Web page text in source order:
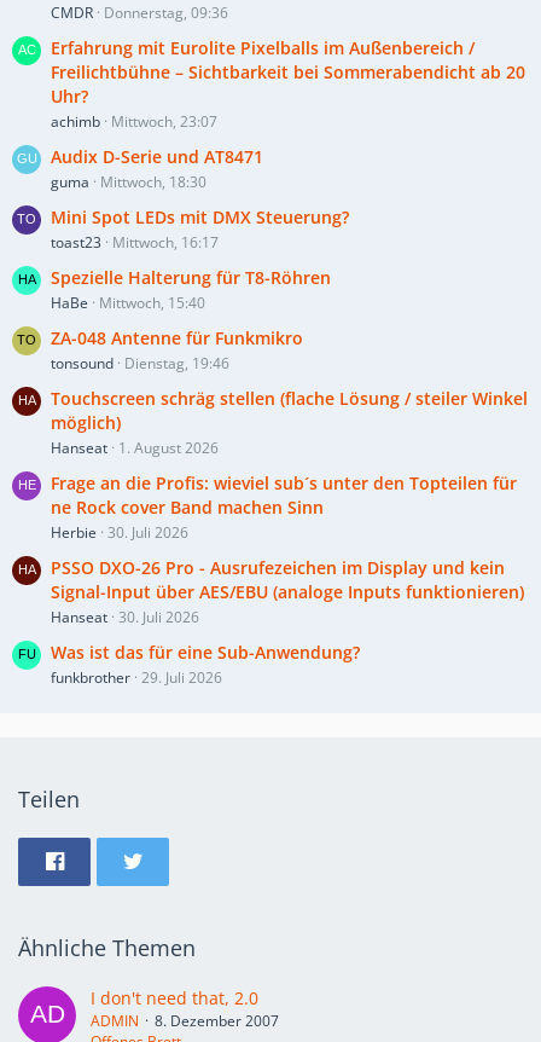
CMDR Donnerstag, 09:36
Erfahrung mit Eurolite Pixelballs im Außenbereich /
Freilichtbühne – Sichtbarkeit bei Sommerabendicht ab 20
Uhr?
achimb Mittwoch, 23:07
Audix D-Serie und AT8471
guma Mittwoch, 18:30
Mini Spot LEDs mit DMX Steuerung?
toast23 Mittwoch, 16:17
Spezielle Halterung für T8-Röhren
HaBe Mittwoch, 15:40
ZA-048 Antenne für Funkmikro
tonsound Dienstag, 19:46
Touchscreen schräg stellen (flache Lösung / steiler Winkel
möglich)
Hanseat 1. August 2026
Frage an die Profis: wieviel sub´s unter den Topteilen für
ne Rock cover Band machen Sinn
Herbie 30. Juli 2026
PSSO DXO-26 Pro - Ausrufezeichen im Display und kein
Signal-Input über AES/EBU (analoge Inputs funktionieren)
Hanseat 30. Juli 2026
Was ist das für eine Sub-Anwendung?
funkbrother 29. Juli 2026
Teilen
Ähnliche Themen
I don't need that, 2.0
ADMIN
8. Dezember 2007